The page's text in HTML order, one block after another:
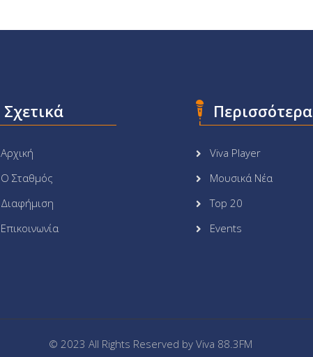
Σχετικά
Αρχική
Ο Σταθμός
Διαφήμιση
Επικοινωνία
Περισσότερα
Viva Player
Μουσικά Νέα
Top 20
Events
© 2023 All Rights Reserved by Viva 88.3FM